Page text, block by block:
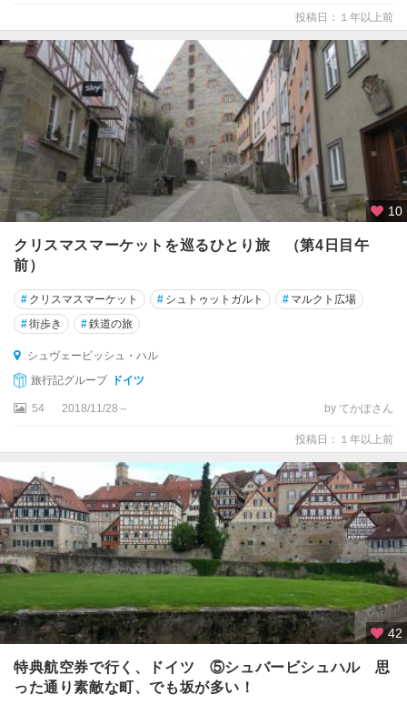
ド
ル
カ
ッ
セ
ル
カ
ル
フ
カ
ー
ル
ス
ル
ー
エ
ッ
シ
ュ
・
パ
テ
ン
キ
ル
ヘ
ン
投稿日：１年以上前
10
クリスマスマーケットを巡るひとり旅 （第4日目午
前）
# クリスマスマーケット # シュトゥットガルト # マルクト広場
#街歩き #鉄道の旅
シュヴェービッシュ・ハル
旅行記グループ
ドイツ
54 2018/11/28～ by てかぽさん
投稿日：１年以上前
42
特典航空券で行く、ドイツ ⑤シュバービシュハル 思
った通り素敵な町、でも坂が多い！